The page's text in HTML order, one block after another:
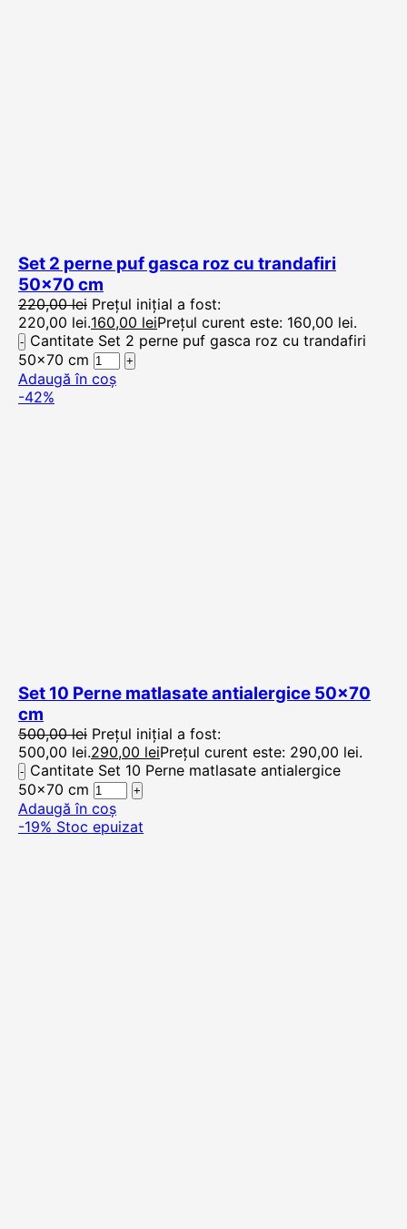
Set 2 perne puf gasca roz cu trandafiri
50×70 cm
220,00lei Prețul inițial a fost:
220,00 lei.160,00 leiPrețul curent este: 160,00 lei.
Cantitate Set 2 perne puf gasca roz cu trandafiri
50x70 cm
Adaugă în coș
-42%
Set 10 Perne matlasate antialergice 50×70
cm
500,00lei Prețul inițial a fost:
500,00 lei.290,00 leiPrețul curent este: 290,00 lei.
Cantitate Set 10 Perne matlasate antialergice
50x70 cm
Adaugă în coș
-19% Stoc epuizat